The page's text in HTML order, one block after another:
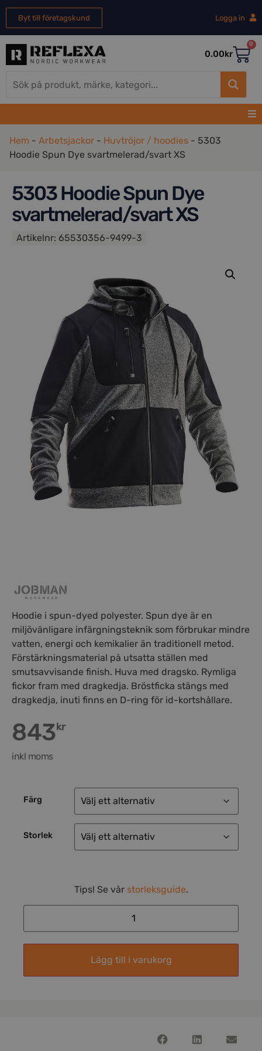
Byt till företagskund Logga in
0.00kr
0
Hem - Arbetsjackor - Huvtröjor / hoodies - 5303
Hoodie Spun Dye svartmelerad/svart XS
5303 Hoodie Spun Dye
svartmelerad/svart XS
Artikelnr: 65530356-9499-3
Hoodie i spun-dyed polyester. Spun dye är en
miljövänligare infärgningsteknik som förbrukar mindre
vatten, energi och kemikalier än traditionell metod.
Förstärkningsmaterial på utsatta ställen med
smutsavvisande finish. Huva med dragsko. Rymliga
fickor fram med dragkedja. Bröstficka stängs med
dragkedja, inuti finns en D-ring för id-kortshållare.
843kr
inkl moms
Färg
Storlek
Tips! Se vår storleksguide.
Lägg till i varukorg